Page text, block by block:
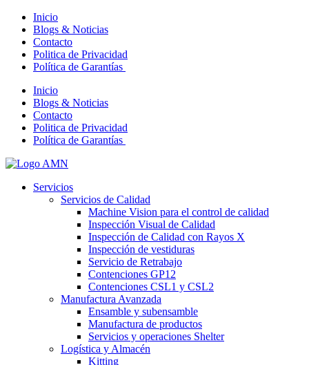
Inicio
Blogs & Noticias
Contacto
Politica de Privacidad
Política de Garantías
Inicio
Blogs & Noticias
Contacto
Politica de Privacidad
Política de Garantías
Servicios
Servicios de Calidad
Machine Vision para el control de calidad
Inspección Visual de Calidad
Inspección de Calidad con Rayos X
Inspección de vestiduras
Servicio de Retrabajo
Contenciones GP12
Contenciones CSL1 y CSL2
Manufactura Avanzada
Ensamble y subensamble
Manufactura de productos
Servicios y operaciones Shelter
Logística y Almacén
Kitting